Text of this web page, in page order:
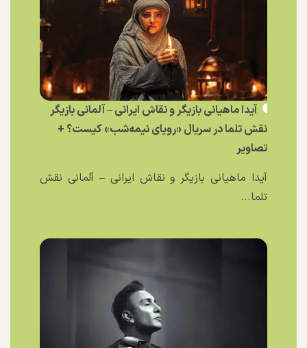
آیدا ماهیانی بازیگر و نقاش ایرانی – آلمانی بازیگر
نقش تلما در سریال «رویای نیمه‌شب» کیست؟ +
تصاویر
آیدا ماهیانی بازیگر و نقاش ایرانی – آلمانی نقش
تلما...